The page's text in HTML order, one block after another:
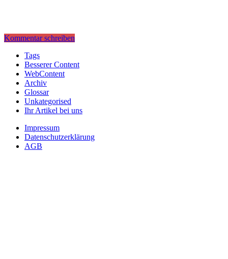
Kommentar schreiben
Tags
Besserer Content
WebContent
Archiv
Glossar
Unkategorised
Ihr Artikel bei uns
Impressum
Datenschutzerklärung
AGB